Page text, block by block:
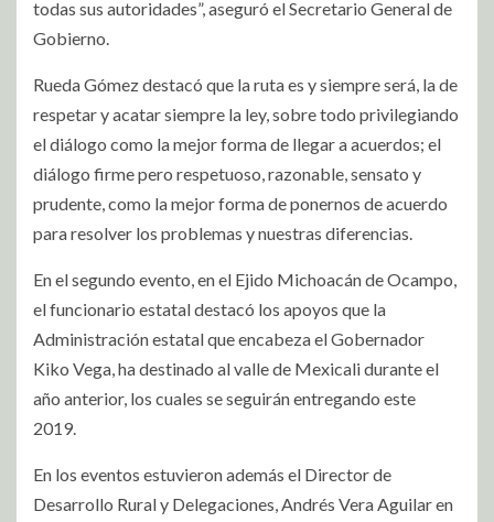
todas sus autoridades”, aseguró el Secretario General de
Gobierno.
Rueda Gómez destacó que la ruta es y siempre será, la de
respetar y acatar siempre la ley, sobre todo privilegiando
el diálogo como la mejor forma de llegar a acuerdos; el
diálogo firme pero respetuoso, razonable, sensato y
prudente, como la mejor forma de ponernos de acuerdo
para resolver los problemas y nuestras diferencias.
En el segundo evento, en el Ejido Michoacán de Ocampo,
el funcionario estatal destacó los apoyos que la
Administración estatal que encabeza el Gobernador
Kiko Vega, ha destinado al valle de Mexicali durante el
año anterior, los cuales se seguirán entregando este
2019.
En los eventos estuvieron además el Director de
Desarrollo Rural y Delegaciones, Andrés Vera Aguilar en